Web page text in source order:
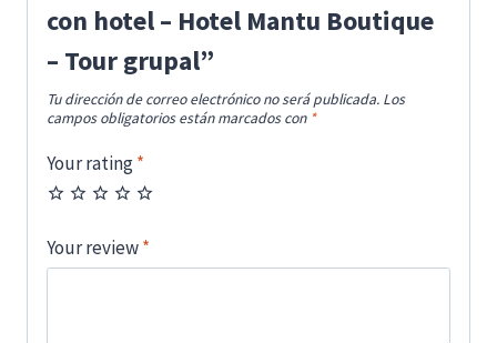
con hotel – Hotel Mantu Boutique
– Tour grupal”
Tu dirección de correo electrónico no será publicada. Los
campos obligatorios están marcados con *
Your rating*
Your review*